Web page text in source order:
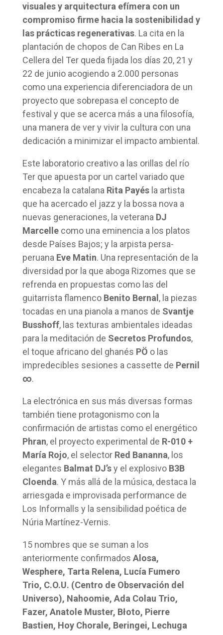
visuales y arquitectura efímera con un
compromiso firme hacia la sostenibilidad y
las prácticas regenerativas. La cita en la
plantación de chopos de Can Ribes en La
Cellera del Ter queda fijada los días 20, 21 y
22 de junio acogiendo a 2.000 personas
como una experiencia diferenciadora de un
proyecto que sobrepasa el concepto de
festival y que se acerca más a una filosofía,
una manera de ver y vivir la cultura con una
dedicación a minimizar el impacto ambiental.
Este laboratorio creativo a las orillas del río
Ter que apuesta por un cartel variado que
encabeza la catalana Rita Payésla artista
que ha acercado el jazz y la bossa nova a
nuevas generaciones, la veterana DJ
Marcellecomo una eminencia a los platos
desde Países Bajos; y la arpista persa-
peruana Eve Matin. Una representación de la
diversidad por la que aboga Rizomes que se
refrenda en propuestas como las del
guitarrista flamenco Benito Bernal, la piezas
tocadas en una pianola a manos de Svantje
Busshoff, las texturas ambientales ideadas
para la meditación de Secretos Profundos,
el toque africano del ghanés PÖ o las
impredecibles sesiones a cassette de Pernil
∞.
La electrónica en sus más diversas formas
también tiene protagonismo con la
confirmación de artistas como el energético
Phran, el proyecto experimental de R-010 +
María Rojo, el selector Red Bananna, los
elegantes Balmat DJ’sy el explosivo B3B
Cloenda. Y más allá de la música, destaca la
arriesgada e improvisada performance de
Los Informalls y la sensibilidad poética de
Núria Martínez-Vernis.
15 nombres que se suman a los
anteriormente confirmados Alosa,
Wesphere, Tarta Relena, Lucía Fumero
Trio, C.O.U. (Centro de Observación del
Universo), Nahoomie, Ada Colau Trio,
Fazer, Anatole Muster, Błoto, Pierre
Bastien, Hoy Chorale, Beringei, Lechuga